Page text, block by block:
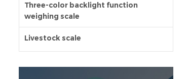
Three-color backlight function
weighing scale
Livestock scale